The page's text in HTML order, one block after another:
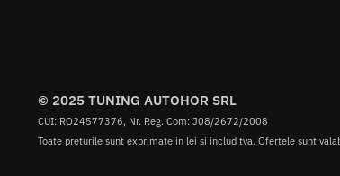
© 2025 TUNING AUTOHOR SRL
CUI: RO24577376, Nr. Reg. Com: J08/2672/2008
Toate preturile sunt exprimate in lei si includ tva. Ofertele sunt